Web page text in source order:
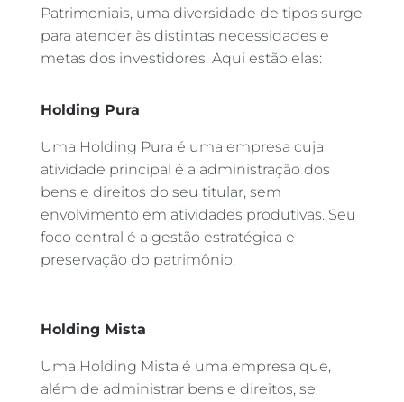
Patrimoniais, uma diversidade de tipos surge
para atender às distintas necessidades e
metas dos investidores. Aqui estão elas:
Holding Pura
Uma Holding Pura é uma empresa cuja
atividade principal é a administração dos
bens e direitos do seu titular, sem
envolvimento em atividades produtivas. Seu
foco central é a gestão estratégica e
preservação do patrimônio.
Holding Mista
Uma Holding Mista é uma empresa que,
além de administrar bens e direitos, se